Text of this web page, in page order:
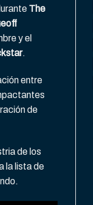
The
y el
.
entre
de
de los
la lista de